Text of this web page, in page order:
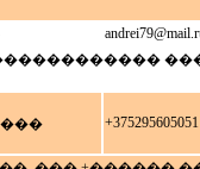
���
+375295605051